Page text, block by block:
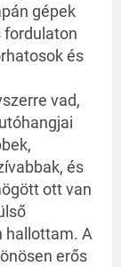
gépek
fordulaton
és
vad,
és
ott van
hallottam. A
erős